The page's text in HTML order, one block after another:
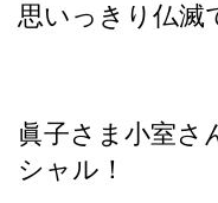
思いっきり仏滅
眞子さま小室さ
シャル！